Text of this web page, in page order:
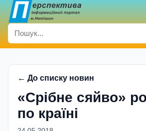
← До списку новин
«Срібне сяйво»
по країні